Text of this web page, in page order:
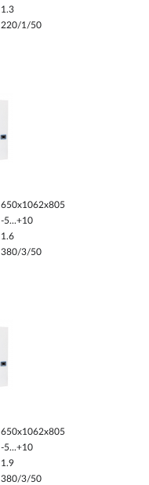
1.3
220/1/50
650x1062x805
-5...+10
1.6
380/3/50
650x1062x805
-5...+10
1.9
380/3/50